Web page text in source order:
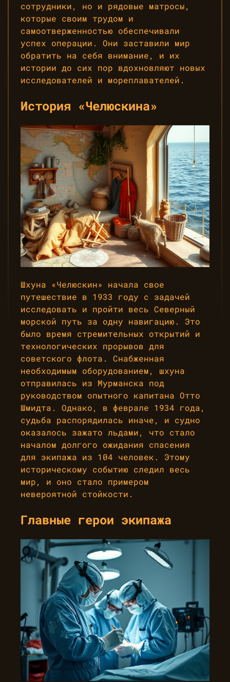
сотрудники, но и рядовые матросы,
которые своим трудом и
самоотверженностью обеспечивали
успех операции. Они заставили мир
обратить на себя внимание, и их
истории до сих пор вдохновляют новых
исследователей и мореплавателей.
История «Челюскина»
Шхуна «Челюскин» начала свое
путешествие в 1933 году с задачей
исследовать и пройти весь Северный
морской путь за одну навигацию. Это
было время стремительных открытий и
технологических прорывов для
советского флота. Снабженная
необходимым оборудованием, шхуна
отправилась из Мурманска под
руководством опытного капитана Отто
Шмидта. Однако, в феврале 1934 года,
судьба распорядилась иначе, и судно
оказалось зажато льдами, что стало
началом долгого ожидания спасения
для экипажа из 104 человек. Этому
историческому событию следил весь
мир, и оно стало примером
невероятной стойкости.
Главные герои экипажа